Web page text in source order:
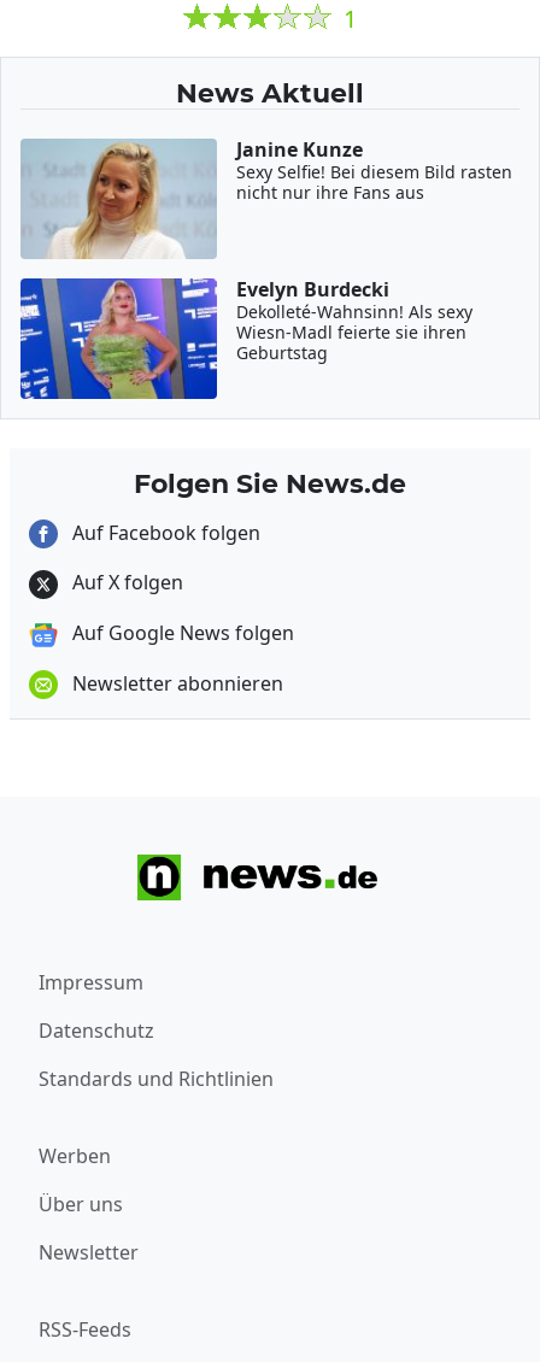
1
News Aktuell
Janine Kunze
Sexy Selfie! Bei diesem Bild rasten
nicht nur ihre Fans aus
Evelyn Burdecki
Dekolleté-Wahnsinn! Als sexy
Wiesn-Madl feierte sie ihren
Geburtstag
Folgen Sie News.de
Auf Facebook folgen
Auf X folgen
Auf Google News folgen
Newsletter abonnieren
Impressum
Datenschutz
Standards und Richtlinien
Werben
Über uns
Newsletter
RSS-Feeds